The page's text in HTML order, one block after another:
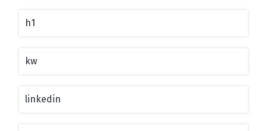
h1
kw
linkedin